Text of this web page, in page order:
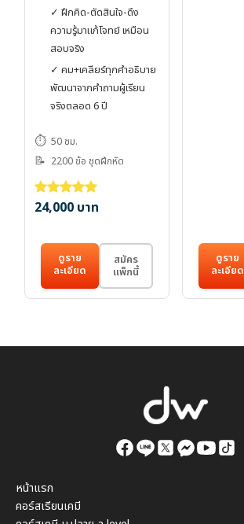
✓ ฝึกคิด-ตัดสินใจ-ดึง
ความรู้มาแก้โจทย์ เหมือน
สอบจริง
✓ คม+เคลียร์ทุกคำอธิบาย
พัฒนาจากคำถามผู้เรียน
จริงตลอด 6 ปี
⏱️ 50 ชม.
📝 2200 ข้อ ชุดฝึกหัด
ให้คะแนน5.00
24,000 บาท
ดูราย
ละเอียด
สมัคร
แพ็กนี้
ดูราย
ละเอียด
หน้าแรก
คอร์สเรียนเคมี